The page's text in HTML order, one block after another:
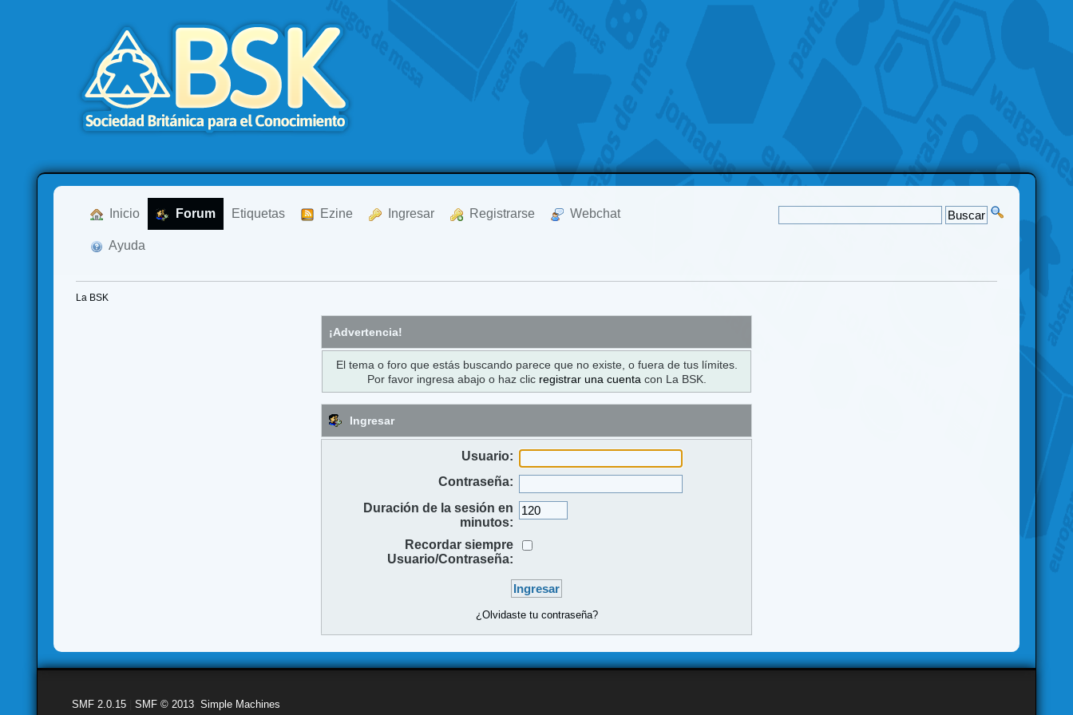
Inicio Forum Etiquetas Ezine Ingresar Registrarse Webchat
Ayuda
La BSK
¡Advertencia!
El tema o foro que estás buscando parece que no existe, o fuera de tus límites.
Por favor ingresa abajo o haz clic registrar una cuenta con La BSK.
Ingresar
Usuario:
Contraseña:
Duración de la sesión en
minutos:
Recordar siempre
Usuario/Contraseña:
¿Olvidaste tu contraseña?
SMF 2.0.15 |SMF © 2013 ,Simple Machines